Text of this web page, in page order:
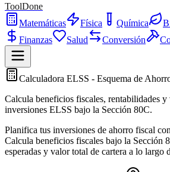
ToolDone
Matemáticas
Física Química
Finanzas
Salud Conversión
Calculadora ELSS - Esquema de
Calcula beneficios fiscales, rentabilidades y
inversiones ELSS bajo la Sección 80C.
Planifica tus inversiones de ahorro fiscal
Calcula beneficios fiscales bajo la Sección
esperadas y valor total de cartera a lo largo